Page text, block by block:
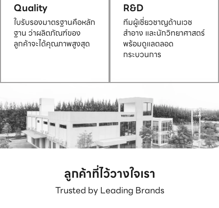
Quality
ใบรับรองมาตรฐานคือหลัก
ฐาน ว่าผลิตภัณฑ์ของ
ลูกค้าจะได้คุณภาพสูงสุด
R&D
ทีมผู้เชี่ยวชาญด้านเวช
สำอาง และนักวิทยาศาสตร์
พร้อมดูแลตลอด
กระบวนการ
ลูกค้าที่ไว้วางใจเรา
Trusted by Leading Brands